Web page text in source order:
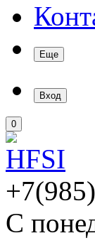
Еще
Вход
0
С